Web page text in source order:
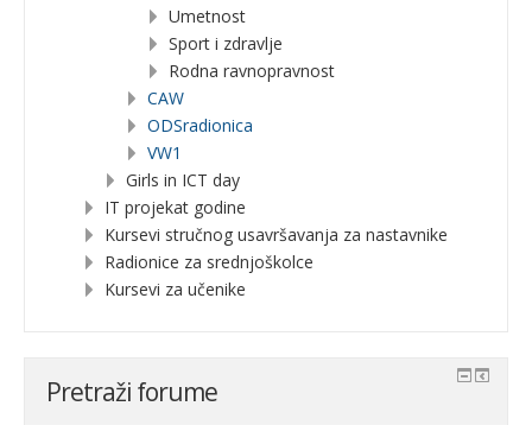
Umetnost
Sport i zdravlje
Rodna ravnopravnost
CAW
ODSradionica
VW1
Girls in ICT day
IT projekat godine
Kursevi stručnog usavršavanja za nastavnike
Radionice za srednjoškolce
Kursevi za učenike
Pretraži forume